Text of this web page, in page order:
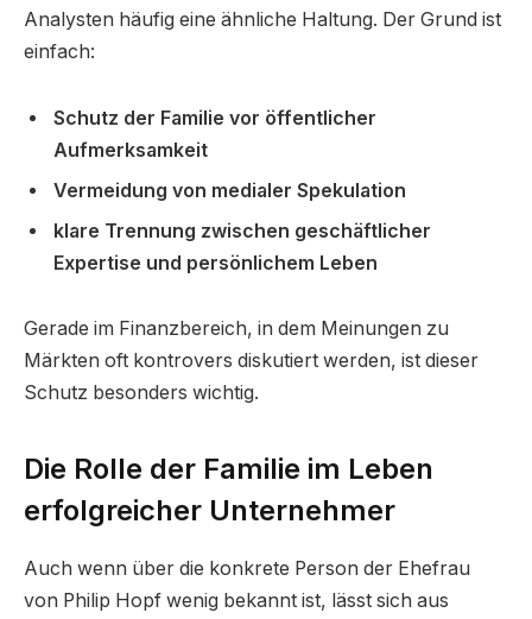
Analysten häufig eine ähnliche Haltung. Der Grund ist
einfach:
Schutz der Familie vor öffentlicher
Aufmerksamkeit
Vermeidung von medialer Spekulation
klare Trennung zwischen geschäftlicher
Expertise und persönlichem Leben
Gerade im Finanzbereich, in dem Meinungen zu
Märkten oft kontrovers diskutiert werden, ist dieser
Schutz besonders wichtig.
Die Rolle der Familie im Leben
erfolgreicher Unternehmer
Auch wenn über die konkrete Person der Ehefrau
von Philip Hopf wenig bekannt ist, lässt sich aus